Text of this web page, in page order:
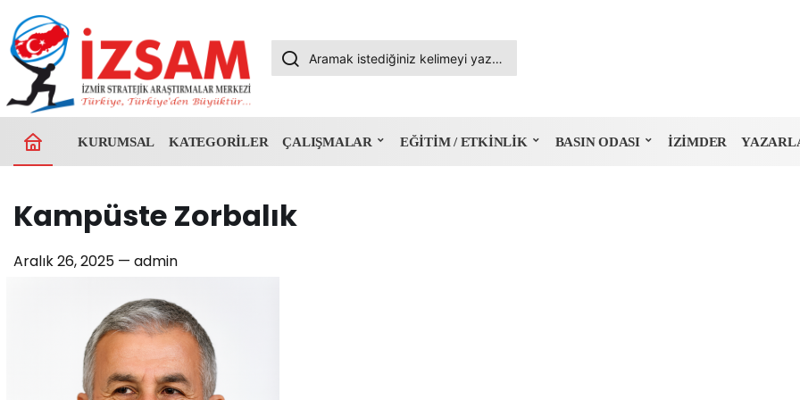
KURUMSAL KATEGORILER ÇALIŞMALAR EĞITIM / ETKINLIK BASIN ODASI İZIMDER
Kampüste Zorbalık
Aralık 26, 2025 — admin